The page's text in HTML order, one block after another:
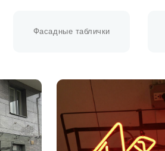
Фасадные таблички